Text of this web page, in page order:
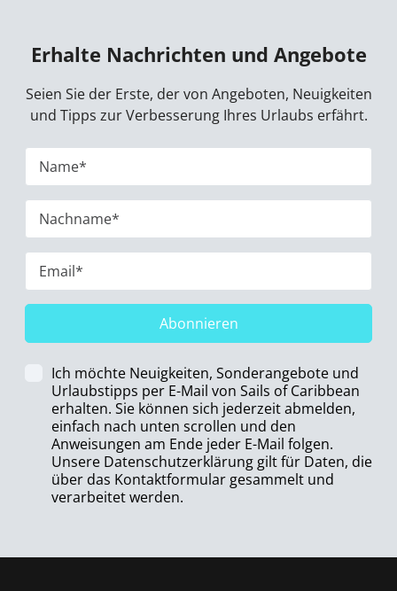
Erhalte Nachrichten und Angebote
Seien Sie der Erste, der von Angeboten, Neuigkeiten
und Tipps zur Verbesserung Ihres Urlaubs erfährt.
Abonnieren
Ich möchte Neuigkeiten, Sonderangebote und
Urlaubstipps per E-Mail von Sails of Caribbean
erhalten. Sie können sich jederzeit abmelden,
einfach nach unten scrollen und den
Anweisungen am Ende jeder E-Mail folgen.
Unsere Datenschutzerklärung gilt für Daten, die
über das Kontaktformular gesammelt und
verarbeitet werden.